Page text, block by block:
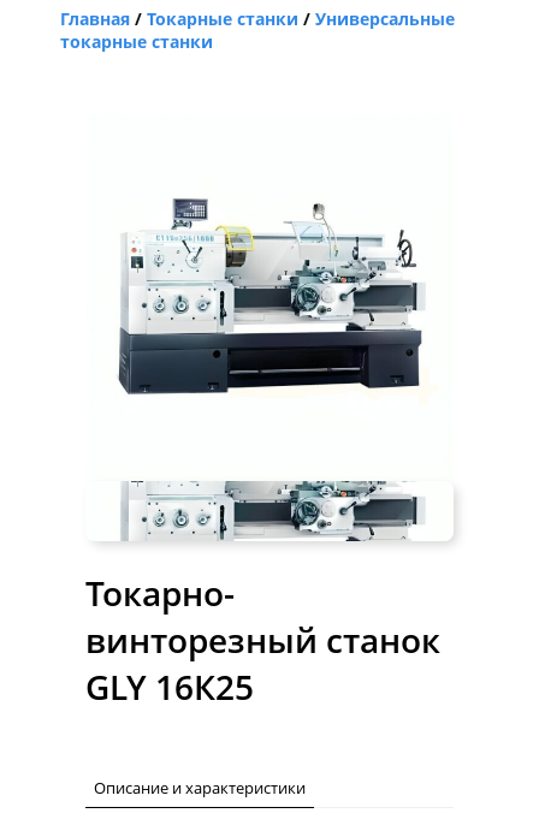
Главная /Токарные станки /Универсальные
токарные станки
Токарно-
винторезный станок
GLY 16К25
Описание и характеристики